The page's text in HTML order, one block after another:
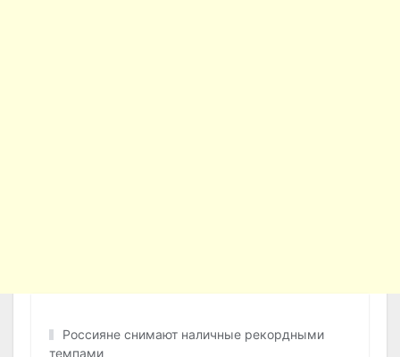
Россияне снимают наличные рекордными
темпами